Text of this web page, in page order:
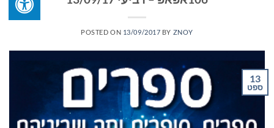
POSTED ON 13/09/2017 BY ZNOY
13
ספט